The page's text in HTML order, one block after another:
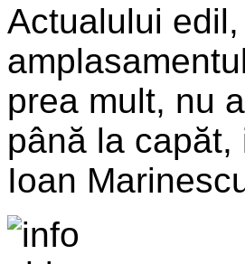
Actualului
prea mult, nu
până la
Ioan